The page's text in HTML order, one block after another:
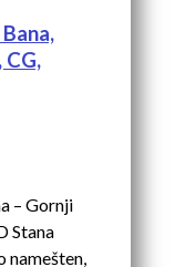
CG,
– Gornji
Stana
namešten,